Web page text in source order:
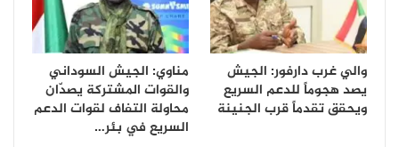
والي غرب دارفور: الجيش
يصد هجوماً للدعم السريع
ويحقق تقدماً قرب الجنينة
مناوي: الجيش السوداني
والقوات المشتركة يصدّان
محاولة التفاف لقوات الدعم
السريع في بئر…